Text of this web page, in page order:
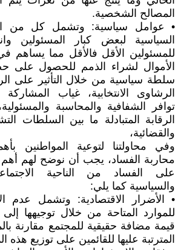
المصالح الشخصية.
• عوامل سياسية: وتشمل كل من
السياسية لبعض كبار المسئولين
للمسئولين الأقل فالأقل مما يساهم
الأموال لشراء الذمم للحصول على
سلطة سياسية من خلال التأثير على
الرشاوى الانتخابية، غياب
توافر الشفافية والمحاسبة
الرقابة المتبادلة ما بين السلطات
والقضائية،
وفي محاولتنا لتوعية المواطنين
محاربة الفساد، يجب أن نوضح لهم أهم
على الفساد من الناحية
والسياسية كما يلي:
• الأضرار الاقتصادية: وتشمل عدم
للموارد المتاحة من خلال توجيهها
قيمة مضافة حقيقية للمجتمع مقارنة
المترتبة عليها للقائمين على توزيع هذه